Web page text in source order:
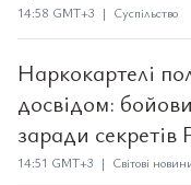
14:58 GMT+3 | Суспільство
Наркокартелі
досвідом:
заради секретів
14:51 GMT+3 | Світові